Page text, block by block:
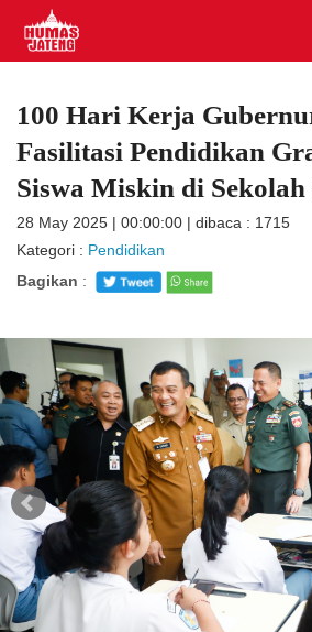
100 Hari Kerja
Fasilitasi Pendidikan
Siswa Miskin di Sekolah
28 May 2025 | 00:00:00 | dibaca : 1715
Kategori : Pendidikan
Bagikan :